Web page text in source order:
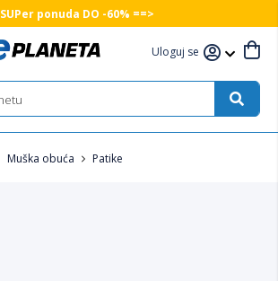
SUPer ponuda DO -60% ==>
Uloguj se
Muška obuća Patike